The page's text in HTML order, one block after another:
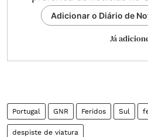
Adicionar o Diário de
Já
Portugal GNR Feridos Sul
despiste de viatura